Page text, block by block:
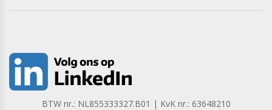
BTW nr.: NL855333327.B01 | KvK nr.: 63648210